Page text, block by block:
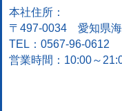
本社住所：
〒497-0034 愛知県
TEL：0567-96-0612
営業時間：10:00～